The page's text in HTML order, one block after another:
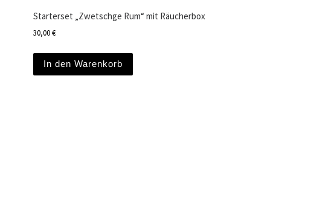
Starterset „Zwetschge Rum“ mit Räucherbox
30,00€
In den Warenkorb